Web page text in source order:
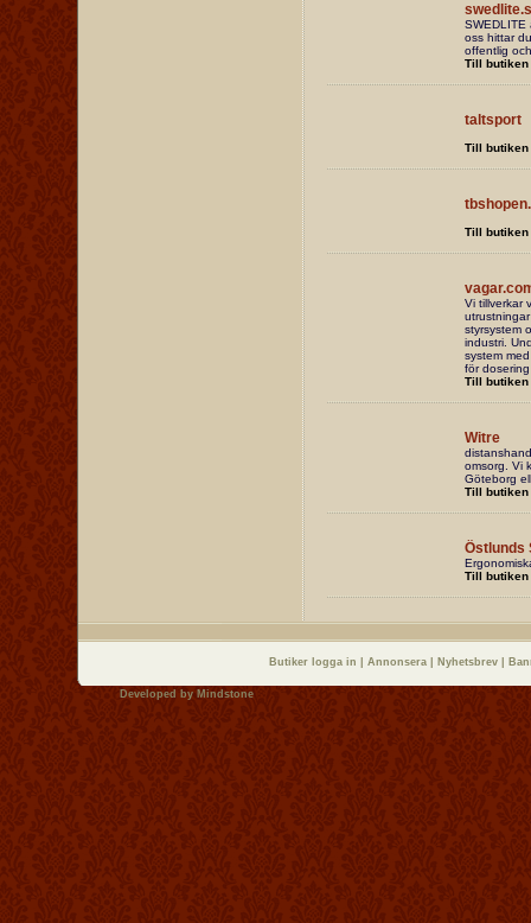
SWEDLITE
oss hittar
offentlig
Till butiken
taltsport
Till butiken
Till butiken
Vi tillverkar
styrsystem
industri.
system
för
Till butiken
Witre
omsorg. Vi
Göteborg
Till butiken
Östlunds
Till butiken
Butiker logga in Annonsera Nyhetsbrev
Developed by Mindstone